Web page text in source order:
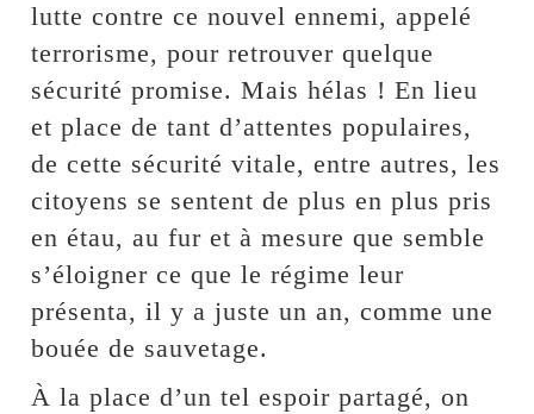
lutte contre ce nouvel ennemi, appelé
terrorisme, pour retrouver quelque
sécurité promise. Mais hélas ! En lieu
et place de tant d’attentes populaires,
de cette sécurité vitale, entre autres, les
citoyens se sentent de plus en plus pris
en étau, au fur et à mesure que semble
s’éloigner ce que le régime leur
présenta, il y a juste un an, comme une
bouée de sauvetage.
À la place d’un tel espoir partagé, on